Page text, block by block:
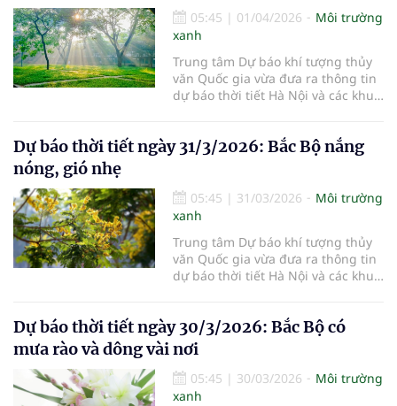
05:45 | 01/04/2026
Môi trường
xanh
Trung tâm Dự báo khí tượng thủy
văn Quốc gia vừa đưa ra thông tin
dự báo thời tiết Hà Nội và các khu
Dự báo thời tiết ngày 31/3/2026: Bắc Bộ nắng
nóng, gió nhẹ
05:45 | 31/03/2026
Môi trường
xanh
Trung tâm Dự báo khí tượng thủy
văn Quốc gia vừa đưa ra thông tin
dự báo thời tiết Hà Nội và các khu
Dự báo thời tiết ngày 30/3/2026: Bắc Bộ có
mưa rào và dông vài nơi
05:45 | 30/03/2026
Môi trường
xanh